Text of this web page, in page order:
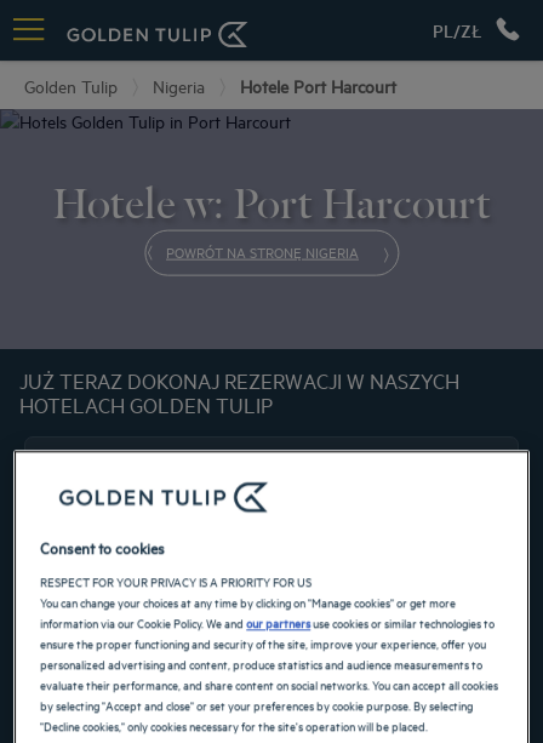
PL/ZŁ
Golden Tulip Nigeria Hotele Port Harcourt
Hotele w: Port Harcourt
POWRÓT NA STRONĘ NIGERIA
JUŻ TERAZ DOKONAJ REZERWACJI W NASZYCH
HOTELACH GOLDEN TULIP
Navigate forward to interact with the calendar and select a date. Press the
Navigate backward to interact with the
Dodaj specjalny kod
Consent to cookies
RESPECT FOR YOUR PRIVACY IS A PRIORITY FOR US
You can change your choices at any time by clicking on "Manage cookies" or get more
information via our Cookie Policy. We andour partnersuse cookies or similar technologies to
ensure the proper functioning and security of the site, improve your experience, offer you
personalized advertising and content, produce statistics and audience measurements to
evaluate their performance, and share content on social networks. You can accept all cookies
by selecting "Accept and close" or set your preferences by cookie purpose. By selecting
"Decline cookies," only cookies necessary for the site's operation will be placed.